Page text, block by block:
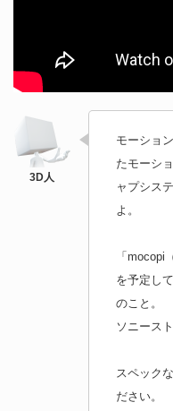
モーショ
たモーシ
ャプシス
よ。
「mocopi
を予定し
のこと。
ソニース
スペック
ださい。